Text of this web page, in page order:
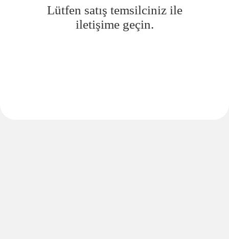
Lütfen satış temsilciniz ile
iletişime geçin.